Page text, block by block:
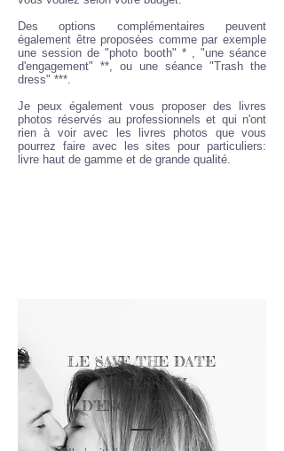
Des options complémentaires peuvent
également être proposées comme par exemple
une session de "photo booth" * , "une séance
d'engagement" **, ou une séance "Trash the
dress" ***.
Je peux également vous proposer des livres
photos réservés au professionnels et qui n'ont
rien à voir avec les livres photos que vous
pourrez faire avec les sites pour particuliers:
livre haut de gamme et de grande qualité.
LE SAVE THE DATE
OU SESSION
D’ENGAGEMENT